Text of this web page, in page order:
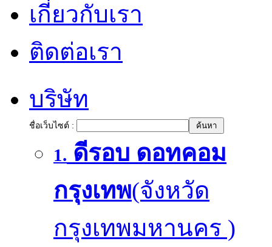
เกี่ยวกับเรา
ติดต่อเรา
บริษัท
ชื่อเว็บไซต์ :
1. ดีรอบ ดอทคอม
กรุงเทพ(จังหวัด
กรุงเทพมหานคร )